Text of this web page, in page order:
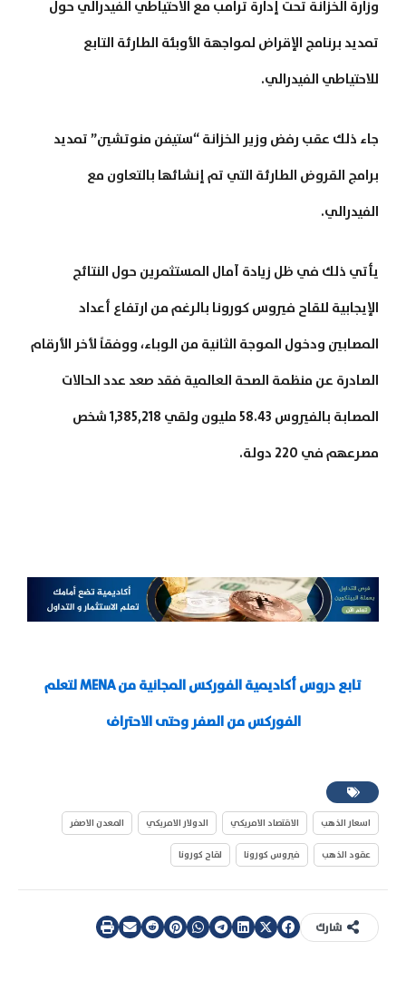
وزارة الخزانة تحت إدارة ترامب مع الاحتياطي الفيدرالي حول
تمديد برنامج الإقراض لمواجهة الأوبئة الطارئة التابع
للاحتياطي الفيدرالي.
جاء ذلك عقب رفض وزير الخزانة “ستيفن منوتشين” تمديد
برامج القروض الطارئة التي تم إنشائها بالتعاون مع
الفيدرالي.
يأتي ذلك في ظل زيادة آمال المستثمرين حول النتائج
الإيجابية للقاح فيروس كورونا بالرغم من ارتفاع أعداد
المصابين ودخول الموجة الثانية من الوباء، ووفقاً لأخر الأرقام
الصادرة عن منظمة الصحة العالمية فقد صعد عدد الحالات
المصابة بالفيروس 58.43 مليون ولقي 1,385,218 شخص
مصرعهم في 220 دولة.
تابع دروس أكاديمية الفوركس المجانية من MENA لتعلم
الفوركس من الصفر وحتى الاحتراف
اسعار الذهب الاقتصاد الامريكي الدولار الامريكي المعدن الاصفر
عقود الذهب فيروس كورونا لقاح كورونا
شارك